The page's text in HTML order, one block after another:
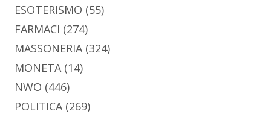
ESOTERISMO (55)
FARMACI (274)
MASSONERIA (324)
MONETA (14)
NWO (446)
POLITICA (269)